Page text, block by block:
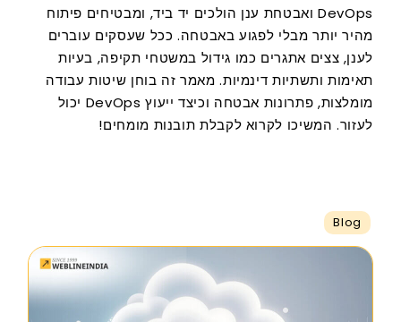
DevOps ואבטחת ענן הולכים יד ביד, ומבטיחים פיתוח
מהיר יותר מבלי לפגוע באבטחה. ככל שעסקים עוברים
לענן, צצים אתגרים כמו גידול במשטחי תקיפה, בעיות
תאימות ותשתיות דינמיות. מאמר זה בוחן שיטות עבודה
מומלצות, פתרונות אבטחה וכיצד ייעוץ DevOps יכול
לעזור. המשיכו לקרוא לקבלת תובנות מומחים!
Blog